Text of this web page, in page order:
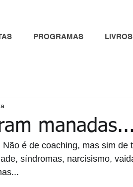
PROGRAMAS LIVROS
manadas...
é de coaching, mas sim de
síndromas, narcisismo,